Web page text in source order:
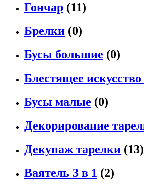
Гончар (11)
Брелки (0)
Бусы большие (0)
Блестящее искусство
Бусы малые (0)
Декорирование
Декупаж тарелки (13)
Ваятель 3 в 1 (2)